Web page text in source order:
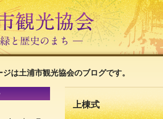
は土浦市観光協会のブログです。
上棟式